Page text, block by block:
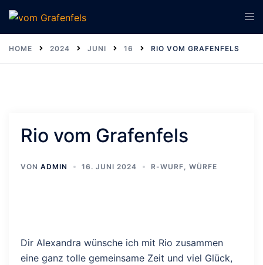
Zum
Inhalt
springen
HOME 2024 JUNI 16 RIO VOM GRAFENFELS
Rio vom Grafenfels
VON ADMIN 16. JUNI 2024 R-WURF WÜRFE
Dir Alexandra wünsche ich mit Rio zusammen
eine ganz tolle gemeinsame Zeit und viel Glück,